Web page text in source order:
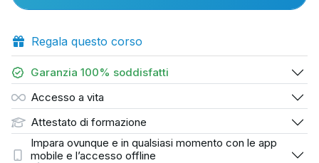
Regala questo corso
Garanzia 100% soddisfatti
Accesso a vita
Attestato di formazione
Impara ovunque e in qualsiasi momento con le app
mobile e l’accesso offline